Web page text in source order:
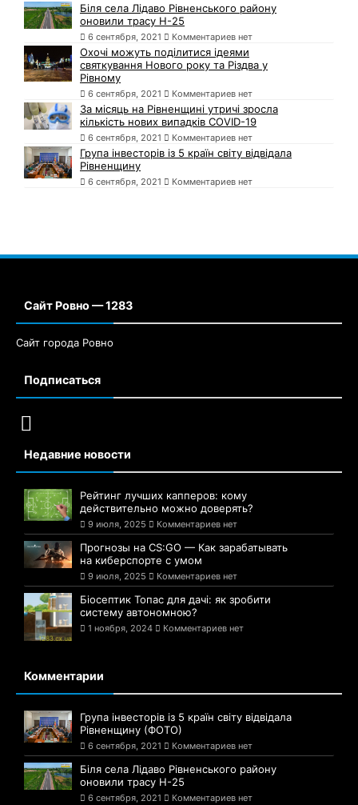
Біля села Лідаво Рівненського району
оновили трасу Н-25
6 сентября, 2021 Комментариев нет
Охочі можуть поділитися ідеями
святкування Нового року та Різдва у
Рівному
6 сентября, 2021 Комментариев нет
За місяць на Рівненщині утричі зросла
кількість нових випадків COVID-19
6 сентября, 2021 Комментариев нет
Група інвесторів із 5 країн світу відвідала
Рівненщину
6 сентября, 2021 Комментариев нет
Сайт Ровно — 1283
Сайт города Ровно
Подписаться
Недавние новости
Рейтинг лучших капперов: кому
действительно можно доверять?
9 июля, 2025 Комментариев нет
Прогнозы на CS:GO — Как зарабатывать
на киберспорте с умом
9 июля, 2025 Комментариев нет
Біосептик Топас для дачі: як зробити
систему автономною?
1 ноября, 2024 Комментариев нет
Комментарии
Група інвесторів із 5 країн світу відвідала
Рівненщину (ФОТО)
6 сентября, 2021 Комментариев нет
Біля села Лідаво Рівненського району
оновили трасу Н-25
6 сентября, 2021 Комментариев нет